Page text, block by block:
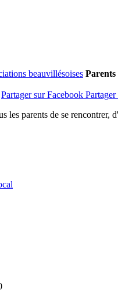
beauvillésoises Parents
Partager sur Facebook
parents de se rencontrer,